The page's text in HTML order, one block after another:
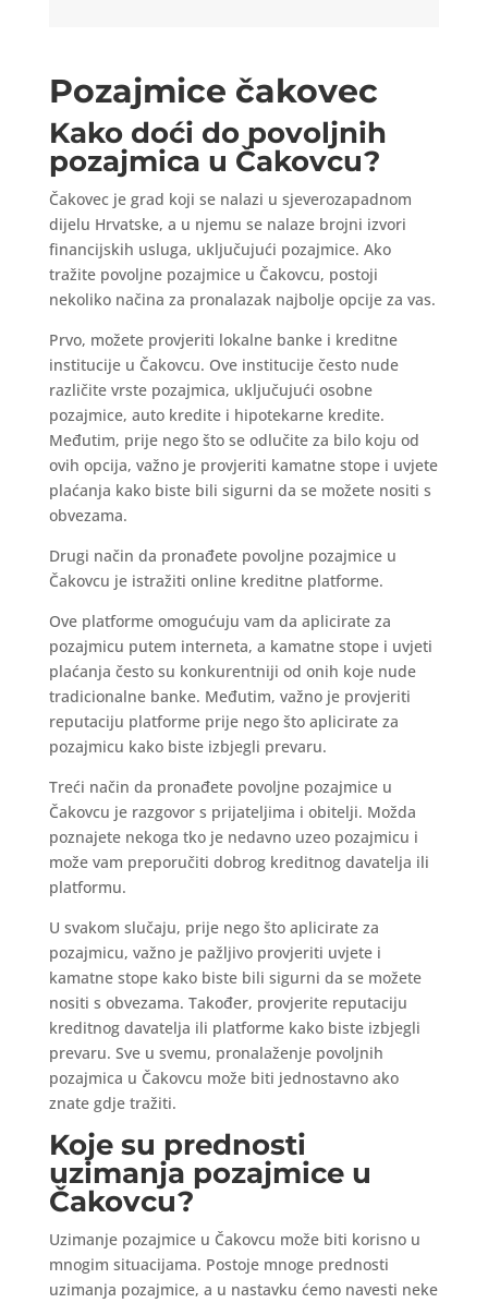
Pozajmice čakovec
Kako doći do povoljnih
pozajmica u Čakovcu?
Čakovec je grad koji se nalazi u sjeverozapadnom
dijelu Hrvatske, a u njemu se nalaze brojni izvori
financijskih usluga, uključujući pozajmice. Ako
tražite povoljne pozajmice u Čakovcu, postoji
nekoliko načina za pronalazak najbolje opcije za vas.
Prvo, možete provjeriti lokalne banke i kreditne
institucije u Čakovcu. Ove institucije često nude
različite vrste pozajmica, uključujući osobne
pozajmice, auto kredite i hipotekarne kredite.
Međutim, prije nego što se odlučite za bilo koju od
ovih opcija, važno je provjeriti kamatne stope i uvjete
plaćanja kako biste bili sigurni da se možete nositi s
obvezama.
Drugi način da pronađete povoljne pozajmice u
Čakovcu je istražiti online kreditne platforme.
Ove platforme omogućuju vam da aplicirate za
pozajmicu putem interneta, a kamatne stope i uvjeti
plaćanja često su konkurentniji od onih koje nude
tradicionalne banke. Međutim, važno je provjeriti
reputaciju platforme prije nego što aplicirate za
pozajmicu kako biste izbjegli prevaru.
Treći način da pronađete povoljne pozajmice u
Čakovcu je razgovor s prijateljima i obitelji. Možda
poznajete nekoga tko je nedavno uzeo pozajmicu i
može vam preporučiti dobrog kreditnog davatelja ili
platformu.
U svakom slučaju, prije nego što aplicirate za
pozajmicu, važno je pažljivo provjeriti uvjete i
kamatne stope kako biste bili sigurni da se možete
nositi s obvezama. Također, provjerite reputaciju
kreditnog davatelja ili platforme kako biste izbjegli
prevaru. Sve u svemu, pronalaženje povoljnih
pozajmica u Čakovcu može biti jednostavno ako
znate gdje tražiti.
Koje su prednosti
uzimanja pozajmice u
Čakovcu?
Uzimanje pozajmice u Čakovcu može biti korisno u
mnogim situacijama. Postoje mnoge prednosti
uzimanja pozajmice, a u nastavku ćemo navesti neke